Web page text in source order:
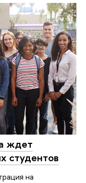
ждет
студентов
на